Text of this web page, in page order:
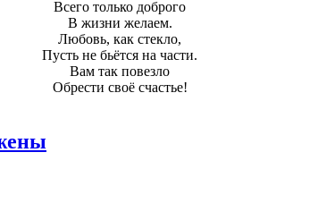
Всего только доброго
В жизни желаем.
Любовь, как стекло,
Пусть не бьётся на части.
Вам так повезло
Обрести своё счастье!